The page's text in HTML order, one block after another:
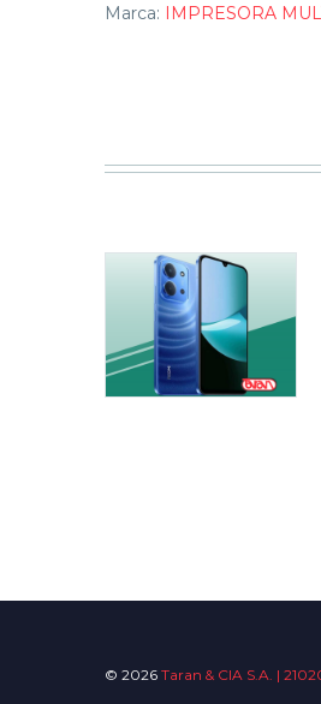
Marca: IMPRESORA
© 2026 Taran & CIA S.A. |